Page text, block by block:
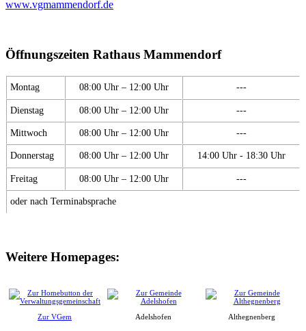
www.vgmammendorf.de
Öffnungszeiten Rathaus Mammendorf
Montag 08:00 Uhr – 12:00 Uhr ---
Dienstag 08:00 Uhr – 12:00 Uhr ---
Mittwoch 08:00 Uhr – 12:00 Uhr ---
Donnerstag 08:00 Uhr – 12:00 Uhr 14:00 Uhr - 18:30 Uhr
Freitag 08:00 Uhr – 12:00 Uhr ---
oder nach Terminabsprache
Weitere Homepages:
Zur VGem Adelshofen Althegnenberg